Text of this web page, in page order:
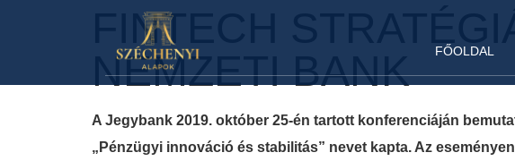
FŐOLDAL
FINTECH
NEMZETI BANK
A Jegybank 2019. október 25-én tartott konferenciáján
„Pénzügyi innováció és stabilitás” nevet kapta. Az